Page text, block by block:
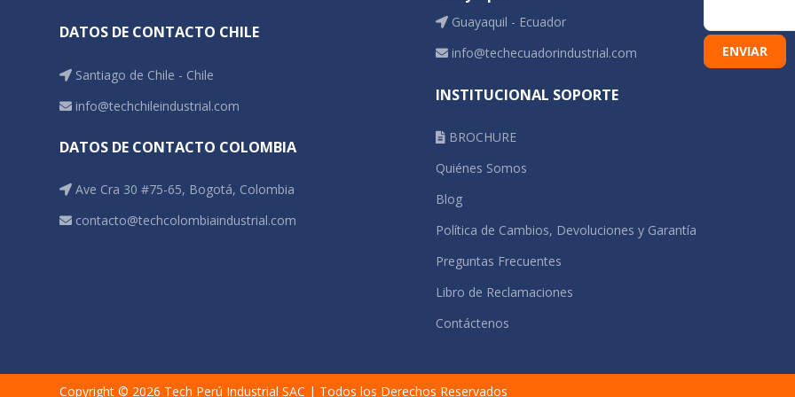
DATOS DE CONTACTO CHILE
Santiago de Chile - Chile
info@techchileindustrial.com
DATOS DE CONTACTO COLOMBIA
Ave Cra 30 #75-65, Bogotá, Colombia
contacto@techcolombiaindustrial.com
Guayaquil - Ecuador
info@techecuadorindustrial.com
INSTITUCIONAL SOPORTE
BROCHURE
Quiénes Somos
Blog
Política de Cambios, Devoluciones y Garantía
Preguntas Frecuentes
Libro de Reclamaciones
Contáctenos
Copyright © 2026 Tech Perú Industrial SAC | Todos los Derechos Reservados